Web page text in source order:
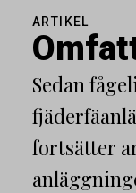
ARTIKEL
Sedan
fortsätter